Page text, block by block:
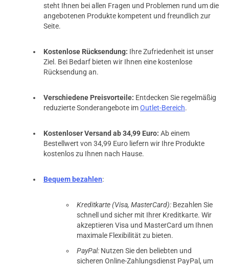
steht Ihnen bei allen Fragen und Problemen rund um die
angebotenen Produkte kompetent und freundlich zur
Seite.
Kostenlose Rücksendung: Ihre Zufriedenheit ist unser
Ziel. Bei Bedarf bieten wir Ihnen eine kostenlose
Rücksendung an.
Verschiedene Preisvorteile: Entdecken Sie regelmäßig
reduzierte Sonderangebote imOutlet-Bereich.
Kostenloser Versand ab 34,99 Euro: Ab einem
Bestellwert von 34,99 Euro liefern wir Ihre Produkte
kostenlos zu Ihnen nach Hause.
Bequem bezahlen:
Kreditkarte (Visa, MasterCard): Bezahlen Sie
schnell und sicher mit Ihrer Kreditkarte. Wir
akzeptieren Visa und MasterCard um Ihnen
maximale Flexibilität zu bieten.
PayPal: Nutzen Sie den beliebten und
sicheren Online-Zahlungsdienst PayPal, um